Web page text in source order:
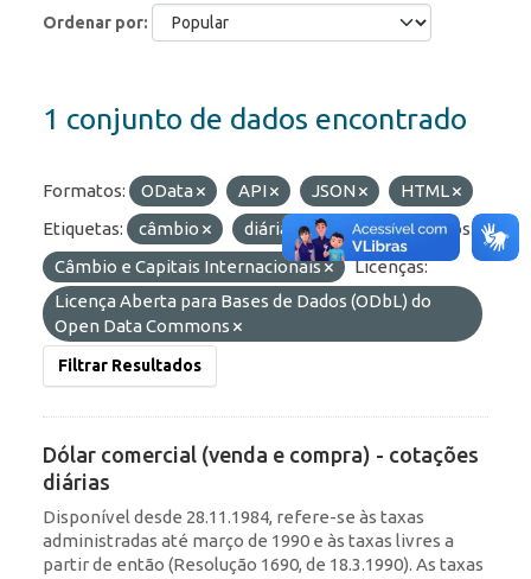
Ordenar por
1 conjunto de dados encontrado
Formatos: OData API JSON
HTML
Etiquetas:
câmbio diárias ptax
Grupos:
Câmbio e Capitais Internacionais
Licenças:
Licença Aberta para Bases de Dados (ODbL) do
Open Data Commons
Filtrar Resultados
Dólar comercial (venda e compra) - cotações
diárias
Disponível desde 28.11.1984, refere-se às taxas
administradas até março de 1990 e às taxas livres a
partir de então (Resolução 1690, de 18.3.1990). As taxas